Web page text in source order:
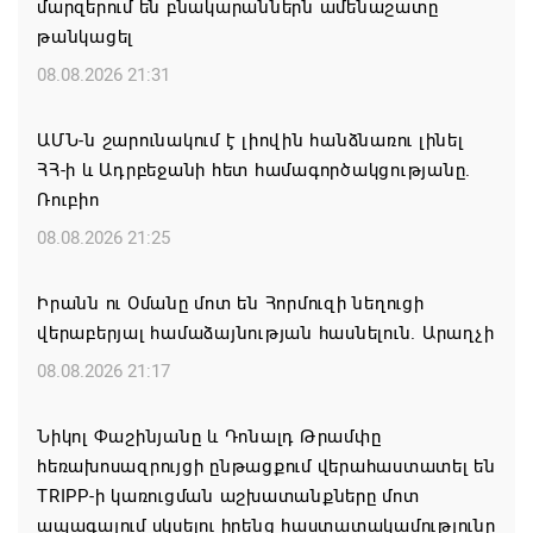
մարզերում են բնակարաններն ամենաշատը
թանկացել
08.08.2026 21:31
ԱՄՆ-ն շարունակում է լիովին հանձնառու լինել
ՀՀ-ի և Ադրբեջանի հետ համագործակցությանը.
Ռուբիո
08.08.2026 21:25
Իրանն ու Օմանը մոտ են Հորմուզի նեղուցի
վերաբերյալ համաձայնության հասնելուն. Արաղչի
08.08.2026 21:17
Նիկոլ Փաշինյանը և Դոնալդ Թրամփը
հեռախոսազրույցի ընթացքում վերահաստատել են
TRIPP-ի կառուցման աշխատանքները մոտ
ապագայում սկսելու իրենց հաստատակամությունը